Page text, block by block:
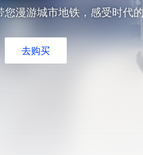
漫游城市地铁，感受时代
去购买